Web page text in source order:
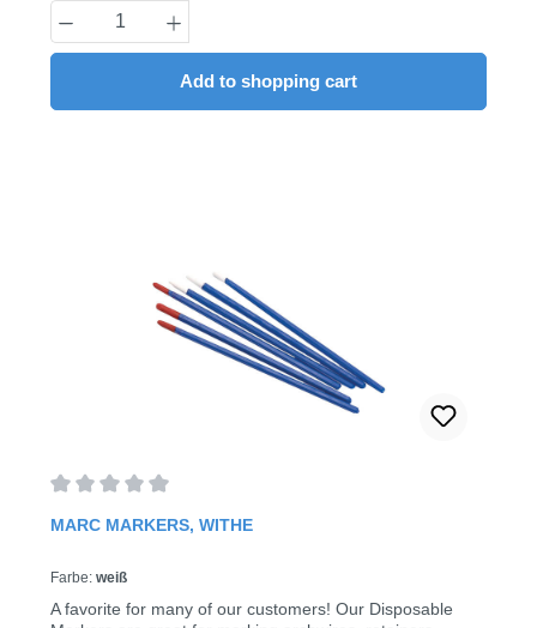
Product Quantity: Enter the desired
Add to shopping cart
MARC MARKERS, WITHE
Farbe: weiß
A favorite for many of our customers! Our Disposable